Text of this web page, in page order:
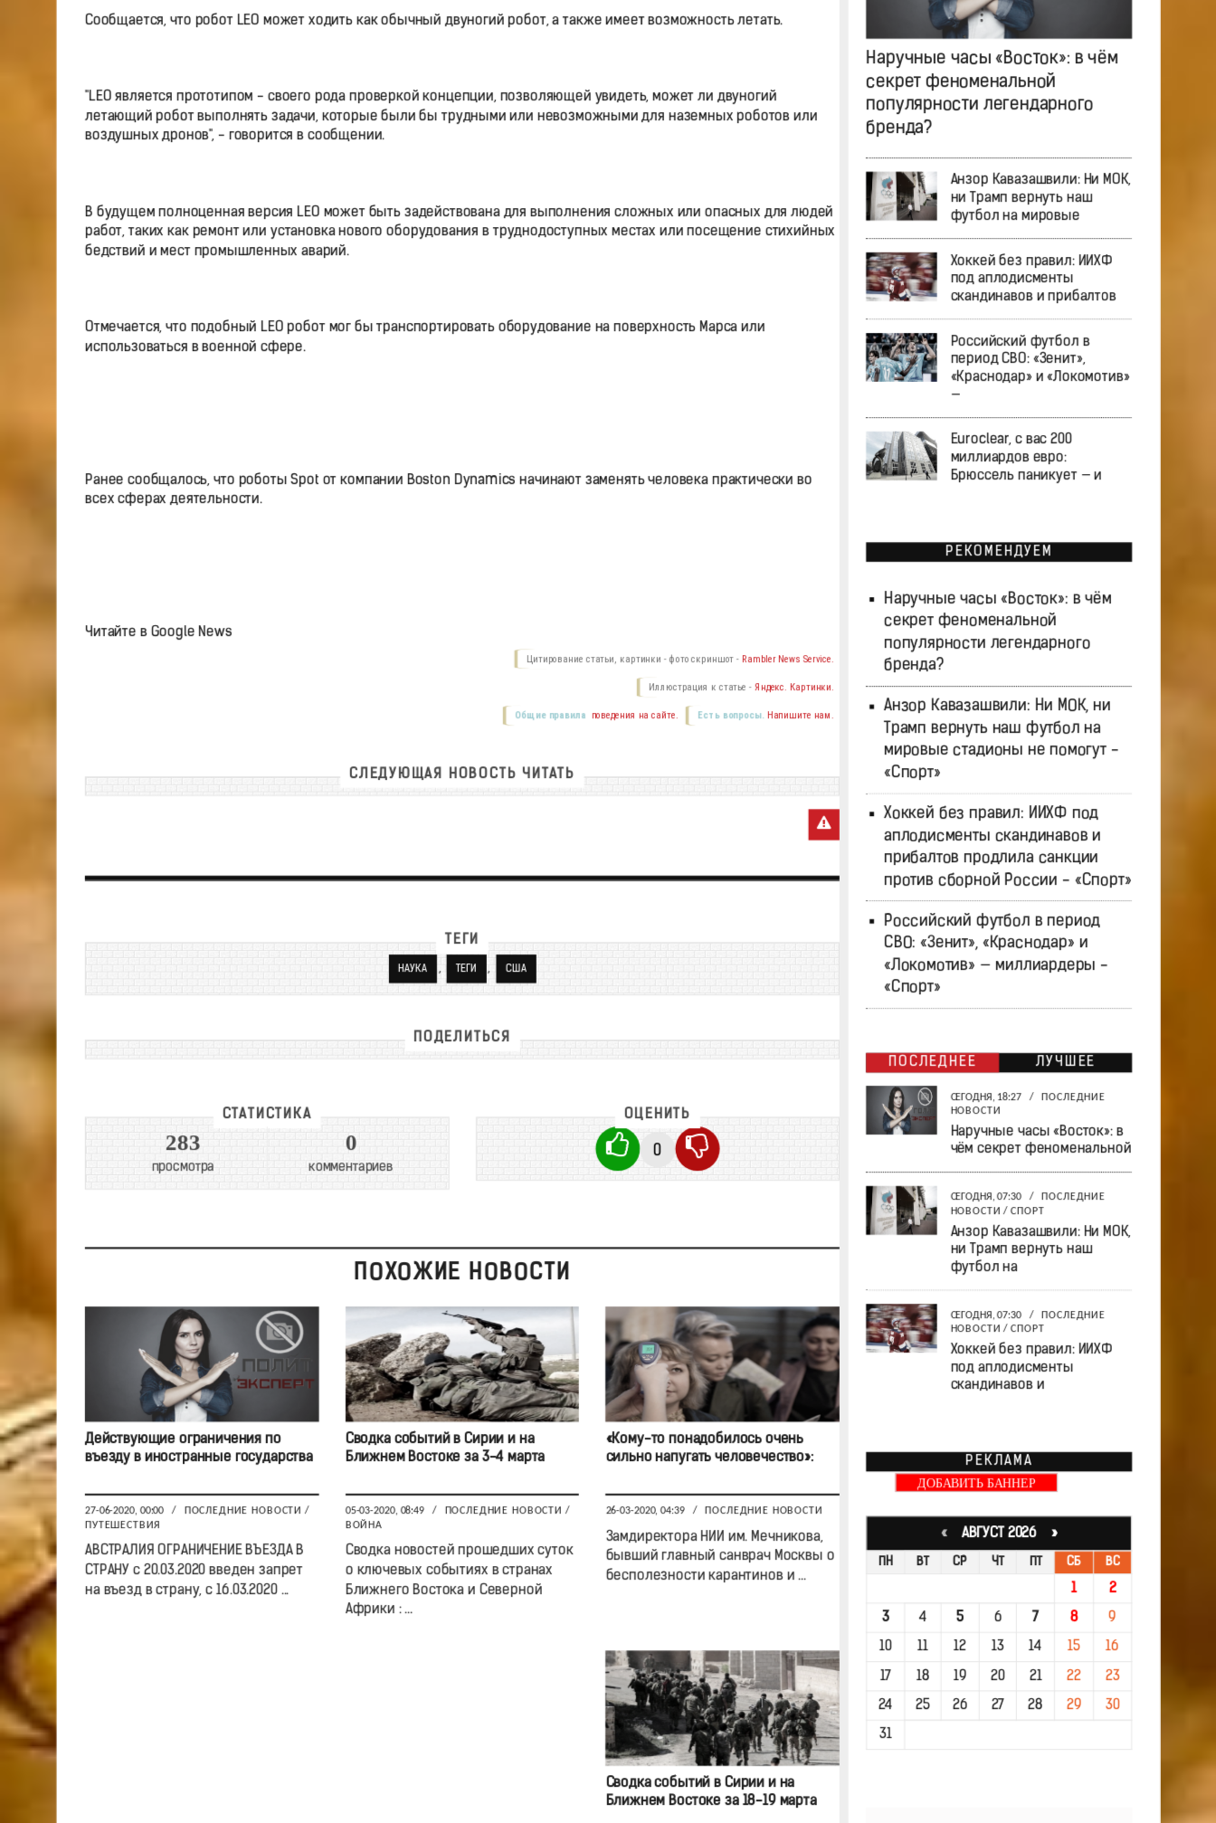
Сообщается, что робот LEO может ходить как обычный двуногий робот, а также имеет возможность летать.
"LEO является прототипом - своего рода проверкой концепции, позволяющей увидеть, может ли двуногий
летающий робот выполнять задачи, которые были бы трудными или невозможными для наземных роботов или
воздушных дронов", - говорится в сообщении.
В будущем полноценная версия LEO может быть задействована для выполнения сложных или опасных для людей
работ, таких как ремонт или установка нового оборудования в труднодоступных местах или посещение стихийных
бедствий и мест промышленных аварий.
Отмечается, что подобный LEO робот мог бы транспортировать оборудование на поверхность Марса или
использоваться в военной сфере.
Ранее сообщалось, что роботы Spot от компании Boston Dynamics начинают заменять человека практически во
всех сферах деятельности.
Читайте в Google News
Цитирование статьи, картинки - фото скриншот - Rambler News Service.
Иллюстрация к статье - Яндекс. Картинки.
Есть вопросы. Напишите нам.
Общие правила поведения на сайте.
СЛЕДУЮЩАЯ НОВОСТЬ ЧИТАТЬ
ТЕГИ
НАУКА , ТЕГИ , США
ПОДЕЛИТЬСЯ
СТАТИСТИКА
283
просмотра
0
комментариев
ОЦЕНИТЬ
0
ПОХОЖИЕ НОВОСТИ
Действующие ограничения по
въезду в иностранные государства
27-06-2020, 00:00 / ПОСЛЕДНИЕ НОВОСТИ /
ПУТЕШЕСТВИЯ
АВСТРАЛИЯ ОГРАНИЧЕНИЕ ВЪЕЗДА В
СТРАНУ с 20.03.2020 введен запрет
на въезд в страну, с 16.03.2020 ...
Сводка событий в Сирии и на
Ближнем Востоке за 3-4 марта
05-03-2020, 08:49 / ПОСЛЕДНИЕ НОВОСТИ /
ВОЙНА
Сводка новостей прошедших суток
о ключевых событиях в странах
Ближнего Востока и Северной
Африки : ...
«Кому-то понадобилось очень
сильно напугать человечество»:
26-03-2020, 04:39 / ПОСЛЕДНИЕ НОВОСТИ
Замдиректора НИИ им. Мечникова,
бывший главный санврач Москвы о
бесполезности карантинов и ...
Сводка событий в Сирии и на
Ближнем Востоке за 18-19 марта
Наручные часы «Восток»: в чём
секрет феноменальной
популярности легендарного
бренда?
Анзор Кавазашвили: Ни МОК,
ни Трамп вернуть наш
футбол на мировые
Хоккей без правил: ИИХФ
под аплодисменты
скандинавов и прибалтов
Российский футбол в
период СВО: «Зенит»,
«Краснодар» и «Локомотив»
—
Euroclear, с вас 200
миллиардов евро:
Брюссель паникует — и
РЕКОМЕНДУЕМ
Наручные часы «Восток»: в чём
секрет феноменальной
популярности легендарного
бренда?
Анзор Кавазашвили: Ни МОК, ни
Трамп вернуть наш футбол на
мировые стадионы не помогут -
«Спорт»
Хоккей без правил: ИИХФ под
аплодисменты скандинавов и
прибалтов продлила санкции
против сборной России - «Спорт»
Российский футбол в период
СВО: «Зенит», «Краснодар» и
«Локомотив» — миллиардеры -
«Спорт»
ПОСЛЕДНЕЕ ЛУЧШЕЕ
СЕГОДНЯ, 18:27 /
ПОСЛЕДНИЕ
НОВОСТИ
Наручные часы «Восток»: в
чём секрет феноменальной
СЕГОДНЯ, 07:30 /
ПОСЛЕДНИЕ
НОВОСТИ / СПОРТ
Анзор Кавазашвили: Ни МОК,
ни Трамп вернуть наш
футбол на
СЕГОДНЯ, 07:30 / ПОСЛЕДНИЕ
НОВОСТИ / СПОРТ
Хоккей без правил: ИИХФ
под аплодисменты
скандинавов и
РЕКЛАМА
ДОБАВИТЬ БАННЕР
«АВГУСТ 2026 »
ПН ВТ СР ЧТ ПТ СБ ВС
1 2
3 4 5 6 7 8 9
10 11 12 13 14 15 16
17 18 19 20 21 22 23
24 25 26 27 28 29 30
31